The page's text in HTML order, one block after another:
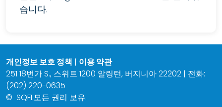
습니다.
개인정보 보호 정책 | 이용 약관
251 18번가 S., 스위트 1200 알링턴, 버지니아 22202 | 전화:
(202) 220-0635
© SQFI.모든 권리 보유.